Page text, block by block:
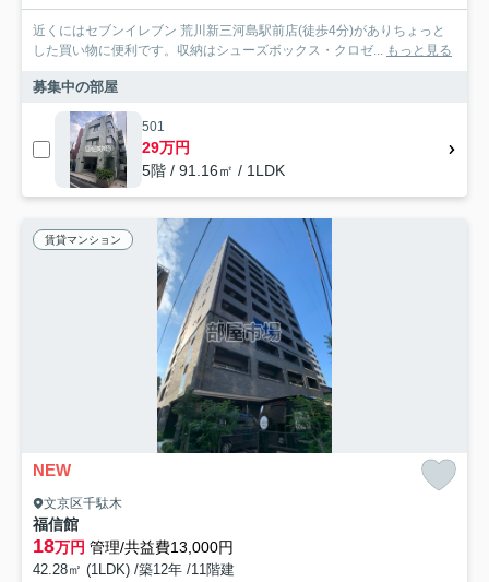
近くにはセブンイレブン 荒川新三河島駅前店(徒歩4分)がありちょっと
した買い物に便利です。収納はシューズボックス・クロゼ... もっと見る
募集中の部屋
501
29万円
5階 / 91.16㎡ / 1LDK
賃貸マンション
NEW
文京区千駄木
福信館
18万円 管理/共益費13,000円
42.28㎡ (1LDK) /築12年 /11階建